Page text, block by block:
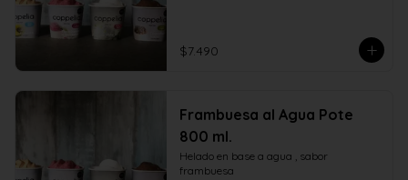
$7.490
Frambuesa al Agua Pote
800 ml.
Helado en base a agua , sabor
frambuesa